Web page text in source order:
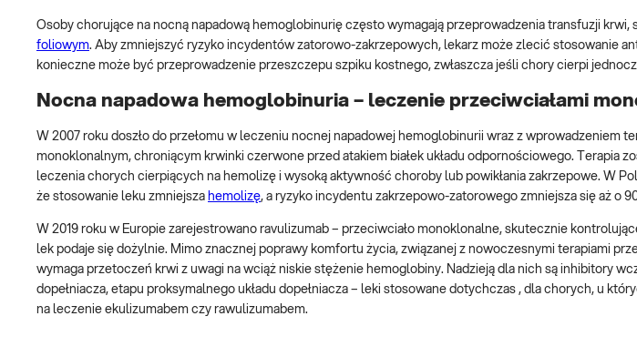
Osoby chorujące na nocną napadową hemoglobinurię często wymagają przeprowadzenia transfuzji krwi,
foliowym. Aby zmniejszyć ryzyko incydentów zatorowo-zakrzepowych, lekarz może zlecić stosowanie
konieczne może być przeprowadzenie przeszczepu szpiku kostnego, zwłaszcza jeśli chory cierpi
Nocna napadowa hemoglobinuria – leczenie przeciwciałami
W 2007 roku doszło do przełomu w leczeniu nocnej napadowej hemoglobinurii wraz z wprowadzeniem
monoklonalnym, chroniącym krwinki czerwone przed atakiem białek układu odpornościowego. Terapia
leczenia chorych cierpiących na hemolizę i wysoką aktywność choroby lub powikłania zakrzepowe. W
że stosowanie leku zmniejsza hemolizę, a ryzyko incydentu zakrzepowo-zatorowego zmniejsza się aż o
W 2019 roku w Europie zarejestrowano ravulizumab – przeciwciało monoklonalne, skutecznie
lek podaje się dożylnie. Mimo znacznej poprawy komfortu życia, związanej z nowoczesnymi terapiami
wymaga przetoczeń krwi z uwagi na wciąż niskie stężenie hemoglobiny. Nadzieją dla nich są inhibitory
dopełniacza, etapu proksymalnego układu dopełniacza – leki stosowane dotychczas , dla chorych, u
na leczenie ekulizumabem czy rawulizumabem.